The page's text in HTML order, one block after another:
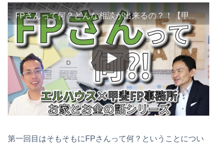
FPさんって何？どんな相談が出来るの？！【甲斐FP事務所コラボ①】
第一回目はそもそもにFPさんって何？ということについ